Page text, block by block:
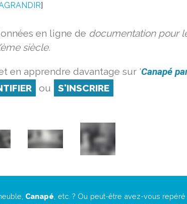
]
en ligne de documentation pour
siècle.
en apprendre davantage sur 'Canapé
ou S'INSCRIRE
Canapé , etc. ? Ou peut-être avez-vous